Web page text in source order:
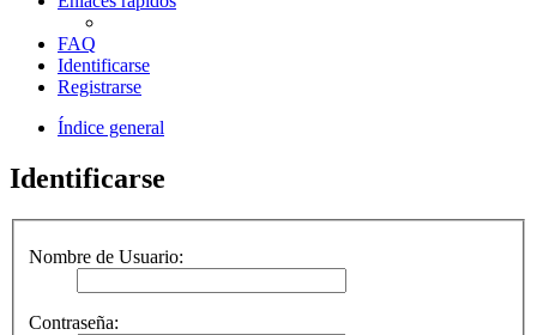
FAQ
Identificarse
Registrarse
Índice general
Identificarse
Nombre de Usuario:
Contraseña: